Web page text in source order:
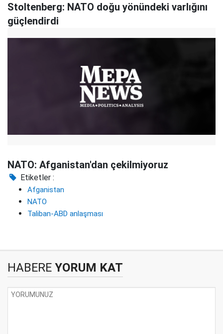
Stoltenberg: NATO doğu yönündeki varlığını
güçlendirdi
NATO: Afganistan'dan çekilmiyoruz
Etiketler :
Afganistan
NATO
Taliban-ABD anlaşması
HABERE YORUM KAT